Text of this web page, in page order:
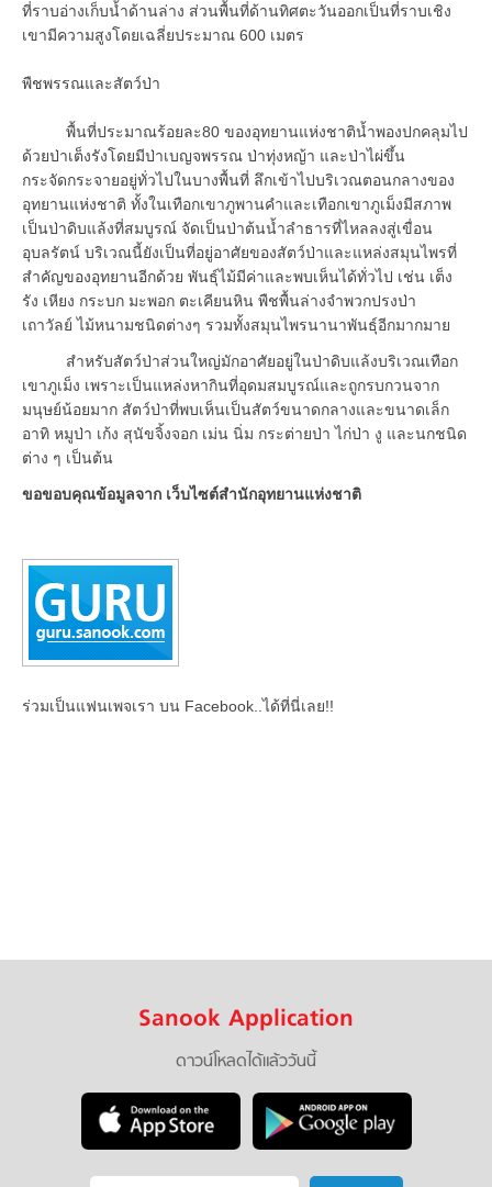
ที่ราบอ่างเก็บน้ำด้านล่าง ส่วนพื้นที่ด้านทิศตะวันออกเป็นที่ราบเชิง
เขามีความสูงโดยเฉลี่ยประมาณ 600 เมตร
พืชพรรณและสัตว์ป่า
พื้นที่ประมาณร้อยละ80 ของอุทยานแห่งชาติน้ำพองปกคลุมไป
ด้วยป่าเต็งรังโดยมีป่าเบญจพรรณ ป่าทุ่งหญ้า และป่าไผ่ขึ้น
กระจัดกระจายอยู่ทั่วไปในบางพื้นที่ ลึกเข้าไปบริเวณตอนกลางของ
อุทยานแห่งชาติ ทั้งในเทือกเขาภูพานคำและเทือกเขาภูเม็งมีสภาพ
เป็นป่าดิบแล้งที่สมบูรณ์ จัดเป็นป่าต้นน้ำลำธารที่ไหลลงสู่เขื่อน
อุบลรัตน์ บริเวณนี้ยังเป็นที่อยู่อาศัยของสัตว์ป่าและแหล่งสมุนไพรที่
สำคัญของอุทยานอีกด้วย พันธุ์ไม้มีค่าและพบเห็นได้ทั่วไป เช่น เต็ง
รัง เหียง กระบก มะพอก ตะเคียนหิน พืชพื้นล่างจำพวกปรงป่า
เถาวัลย์ ไม้หนามชนิดต่างๆ รวมทั้งสมุนไพรนานาพันธุ์อีกมากมาย
สำหรับสัตว์ป่าส่วนใหญ่มักอาศัยอยู่ในป่าดิบแล้งบริเวณเทือก
เขาภูเม็ง เพราะเป็นแหล่งหากินที่อุดมสมบูรณ์และถูกรบกวนจาก
มนุษย์น้อยมาก สัตว์ป่าที่พบเห็นเป็นสัตว์ขนาดกลางและขนาดเล็ก
อาทิ หมูป่า เก้ง สุนัขจิ้งจอก เม่น นิ่ม กระต่ายป่า ไก่ป่า งู และนกชนิด
ต่าง ๆ เป็นต้น
ขอขอบคุณข้อมูลจาก เว็บไซต์สำนักอุทยานแห่งชาติ
ร่วมเป็นแฟนเพจเรา บน Facebook..ได้ที่นี่เลย!!
Sanook Application
ดาวน์โหลดได้แล้ววันนี้